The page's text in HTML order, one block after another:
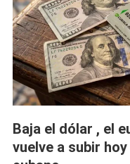
Baja el dólar , el
vuelve a subir